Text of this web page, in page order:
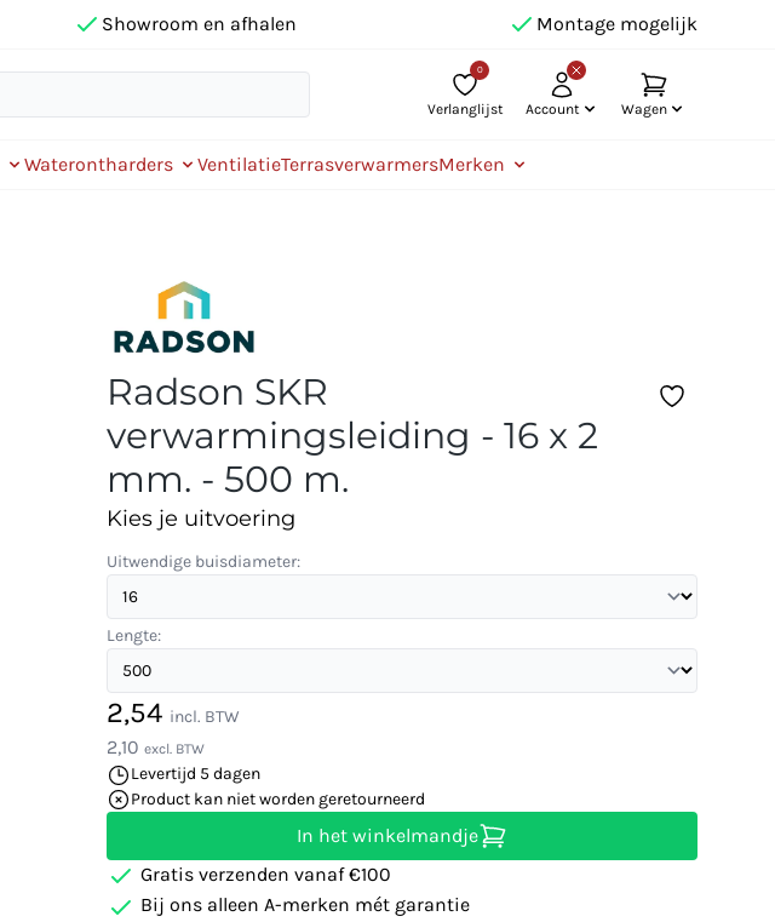
Showroom en afhalen Montage mogelijk
0
Verlanglijst Account Wagen
Waterontharders VentilatieTerrasverwarmersMerken
Radson SKR
verwarmingsleiding - 16 x 2
mm. - 500 m.
Kies je uitvoering
Uitwendige buisdiameter:
Lengte:
2,54 incl. BTW
2,10 excl. BTW
Levertijd 5 dagen
Product kan niet worden geretourneerd
In het winkelmandje
Gratis verzenden vanaf €100
Bij ons alleen A-merken mét garantie